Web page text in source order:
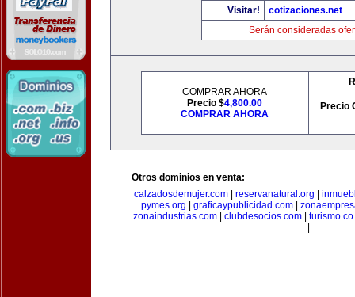
Visitar!
cotizaciones.net
Serán consideradas
COMPRAR AHORA
Precio $4,800.00
COMPRAR AHORA
Precio
Otros dominios en venta:
calzadosdemujer.com
reservanatural.org
pymes.org
graficaypublicidad.com
zonaindustrias.com| clubdesocios.com|